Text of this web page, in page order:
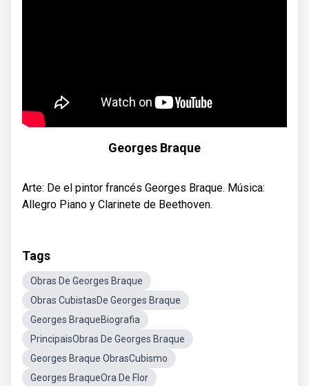
Georges Braque
Arte: De el pintor francés Georges Braque. Música:
Allegro Piano y Clarinete de Beethoven.
Tags
Obras De Georges Braque
Obras CubistasDe Georges Braque
Georges BraqueBiografia
PrincipaisObras De Georges Braque
Georges Braque ObrasCubismo
Georges BraqueOra De Flor